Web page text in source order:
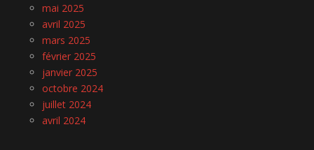
mai 2025
avril 2025
mars 2025
février 2025
janvier 2025
octobre 2024
juillet 2024
avril 2024